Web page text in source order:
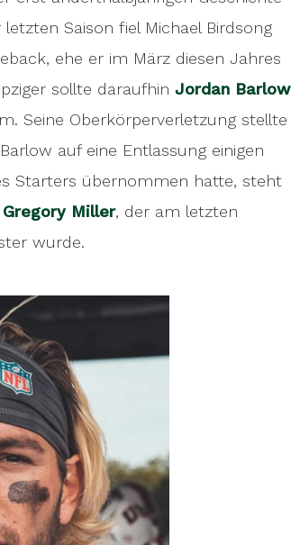
today introduced Conor
with Flash de La Courneuve.
Saison fiel Michael Birdsong
ehe er im März diesen Jahres
sollte daraufhin Jordan Barlow
Seine Oberkörperverletzung stellte
auf eine Entlassung einigen
Starters übernommen hatte, steht
Gregory Miller, der am letzten
wurde.